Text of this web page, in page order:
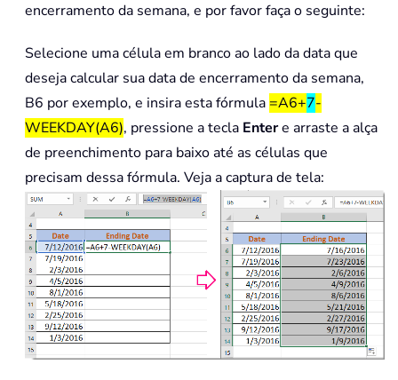
encerramento da semana, e por favor faça o seguinte:
Selecione uma célula em branco ao lado da data que
deseja calcular sua data de encerramento da semana,
B6 por exemplo, e insira esta fórmula =A6+7-
WEEKDAY(A6), pressione a tecla Entere arraste a alça
de preenchimento para baixo até as células que
precisam dessa fórmula. Veja a captura de tela: